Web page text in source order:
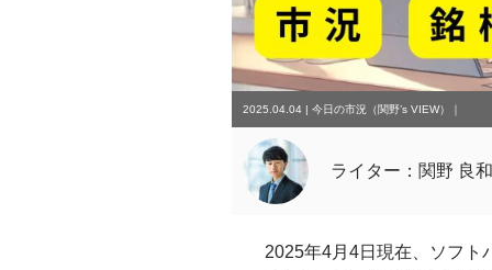
2025.04.04 |今日の市況（関野’s VIEW） ｜
ライター：関野 良
2025年4月4日現在、ソフト